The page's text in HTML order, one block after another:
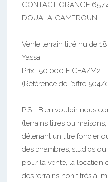
CONTACT ORANGE
DOUALA-CAMEROUN
Vente terrain titré nu de
Yassa.
Prix : 50.000 F CFA/M2
(Référence de l’offre
P.S. : Bien vouloir nous
(terrains titres ou
détenant un titre foncier
des chambres, studios
pour la vente, la location
des terrains non titrés à